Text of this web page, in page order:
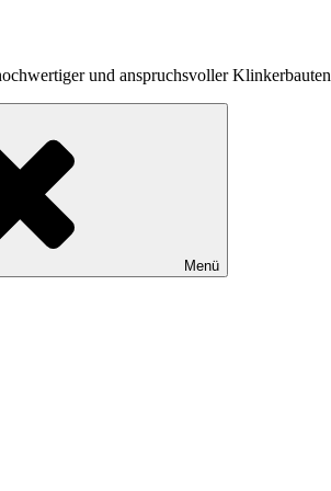
und anspruchsvoller Klinkerbauten
Menü